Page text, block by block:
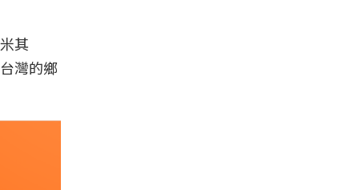
其
灣的鄉